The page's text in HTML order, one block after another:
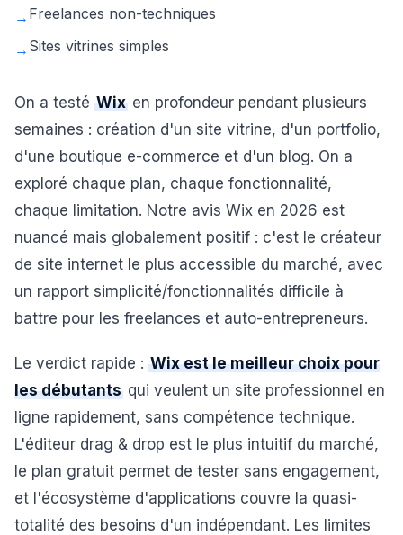
→ Freelances non-techniques
→ Sites vitrines simples
On a testé Wix en profondeur pendant plusieurs
semaines : création d'un site vitrine, d'un portfolio,
d'une boutique e-commerce et d'un blog. On a
exploré chaque plan, chaque fonctionnalité,
chaque limitation. Notre avis Wix en 2026 est
nuancé mais globalement positif : c'est le créateur
de site internet le plus accessible du marché, avec
un rapport simplicité/fonctionnalités difficile à
battre pour les freelances et auto-entrepreneurs.
Le verdict rapide : Wix est le meilleur choix pour
les débutants qui veulent un site professionnel en
ligne rapidement, sans compétence technique.
L'éditeur drag & drop est le plus intuitif du marché,
le plan gratuit permet de tester sans engagement,
et l'écosystème d'applications couvre la quasi-
totalité des besoins d'un indépendant. Les limites